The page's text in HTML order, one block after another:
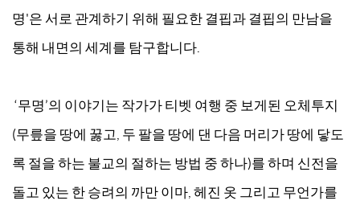
명'은 서로 관계하기 위해 필요한 결핍과 결핍의 만남을
통해 내면의 세계를 탐구합니다.
‘무명’의 이야기는 작가가 티벳 여행 중 보게된 오체투지
(무릎을 땅에 꿇고, 두 팔을 땅에 댄 다음 머리가 땅에 닿도
록 절을 하는 불교의 절하는 방법 중 하나)를 하며 신전을
돌고 있는 한 승려의 까만 이마, 헤진 옷 그리고 무언가를